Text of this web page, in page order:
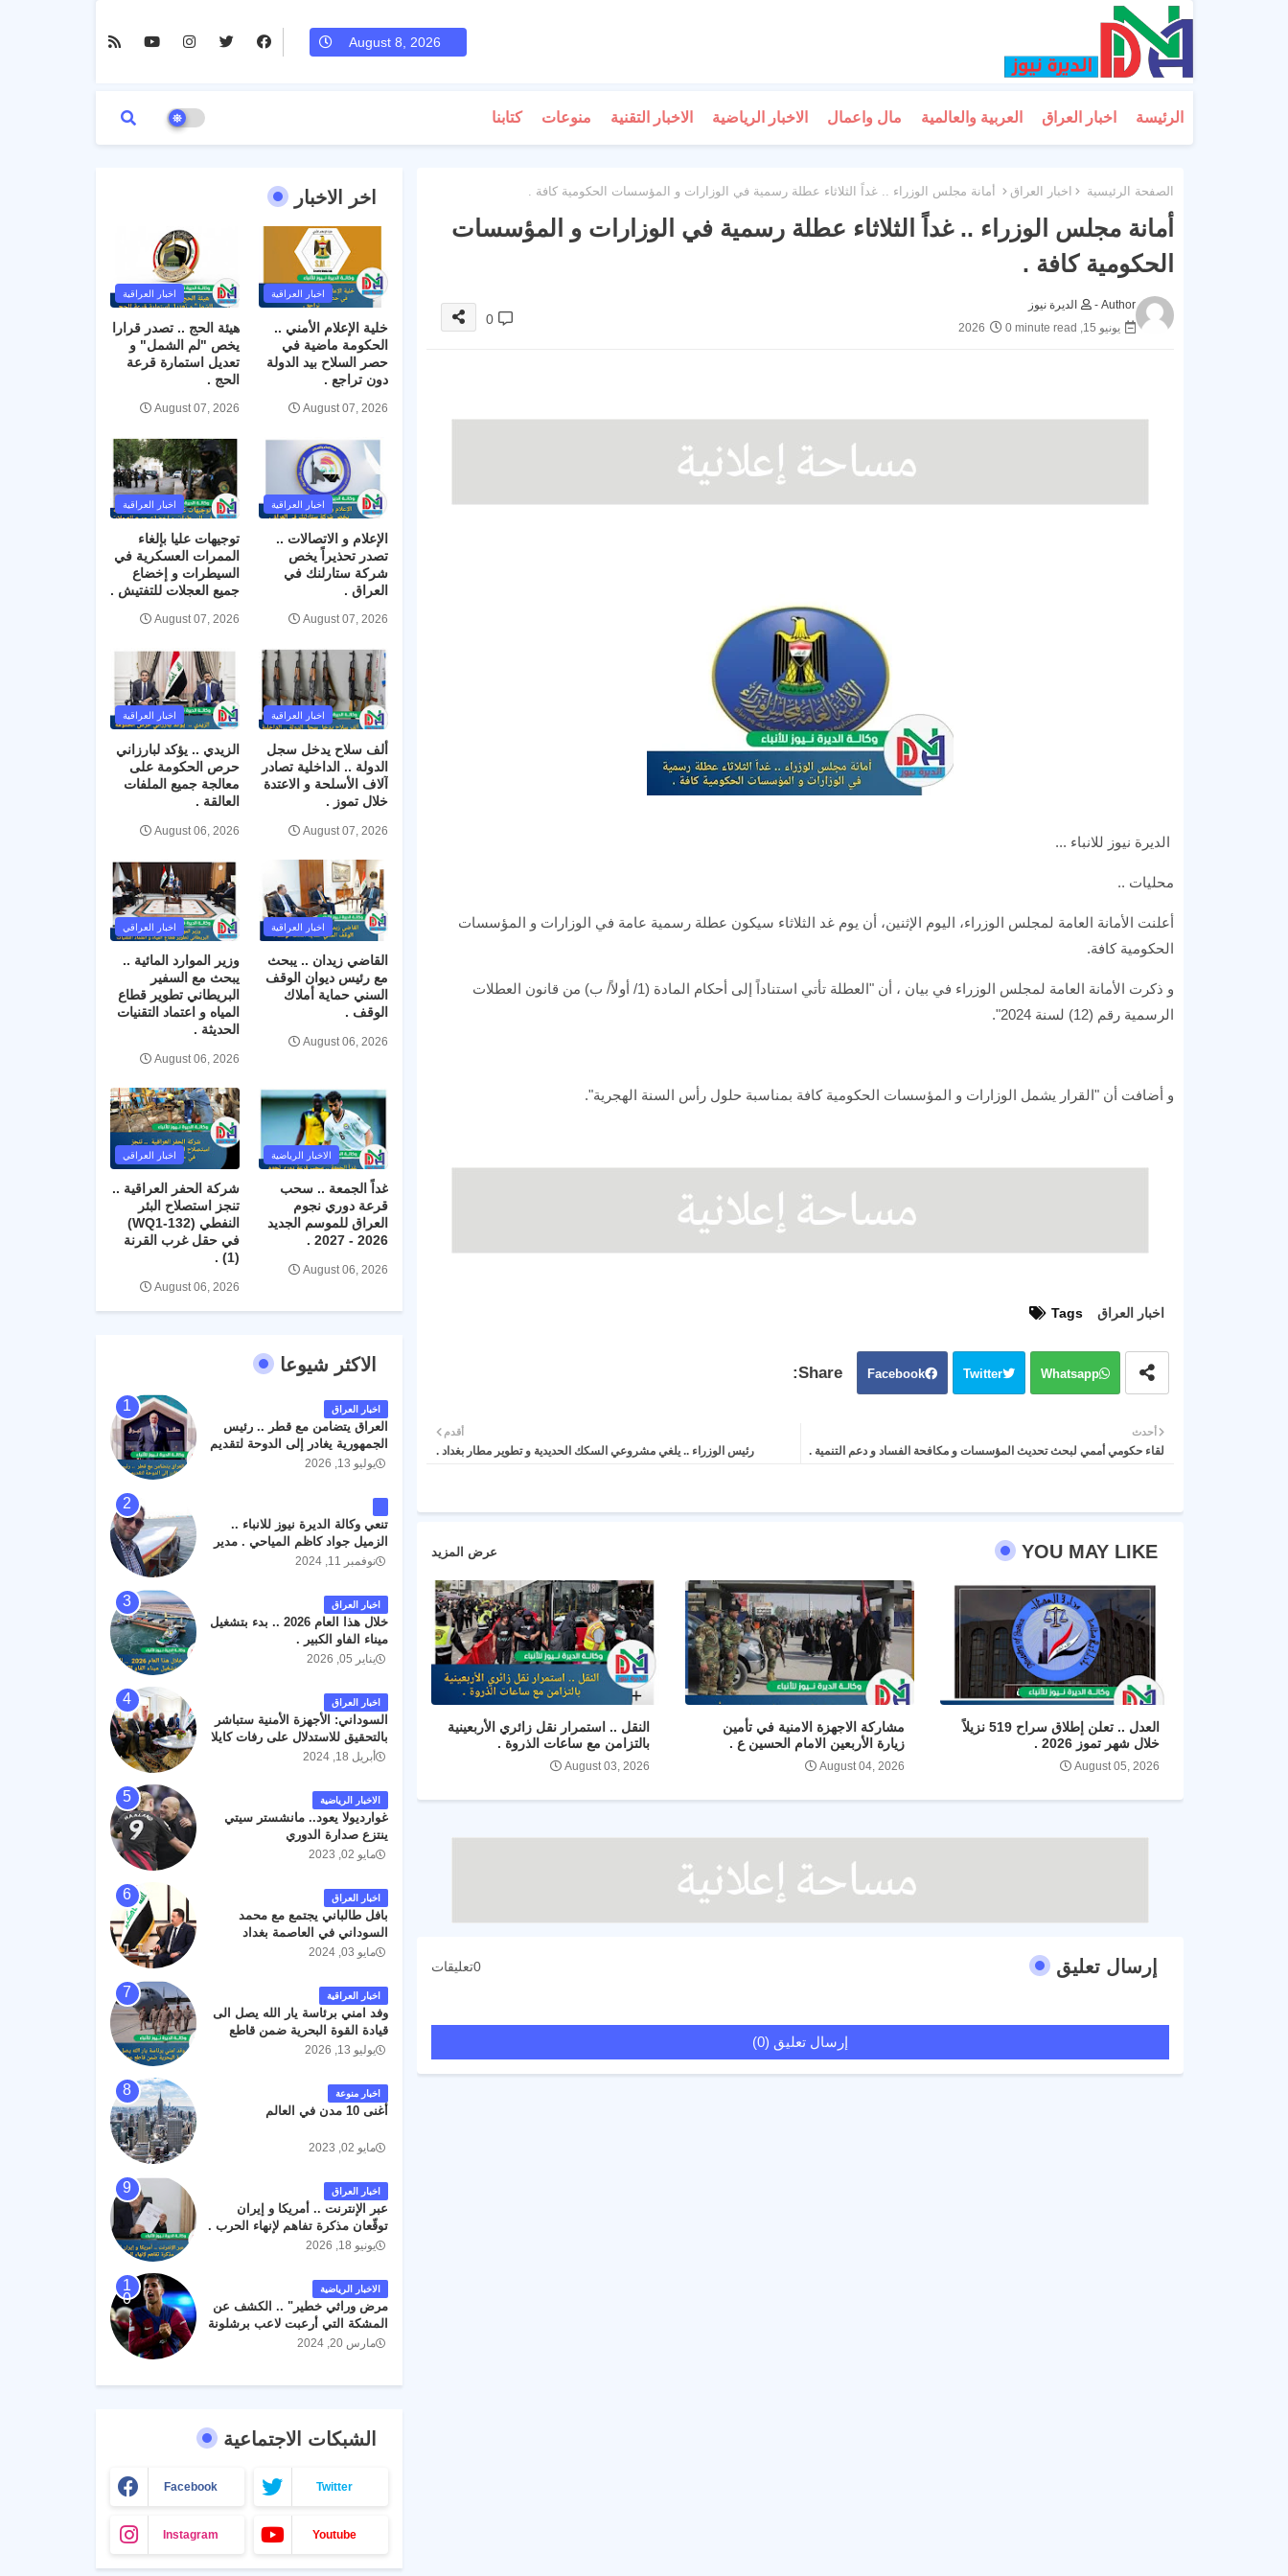
August 8, 2026
الرئيسة اخبار العراق العربية والعالمية مال واعمال الاخبار الرياضية الاخبار التقنية منوعات كتابنا
الصفحة الرئيسية اخبار العراق أمانة مجلس الوزراء .. غداً الثلاثاء عطلة رسمية في الوزارات و المؤسسات الحكومية كافة .
أمانة مجلس الوزراء .. غداً الثلاثاء عطلة رسمية في الوزارات و المؤسسات
الحكومية كافة .
Author -
الديرة نيوز
يونيو 15, 2026
0 minute read
0
الديرة نيوز للانباء ...
محليات ..
أعلنت الأمانة العامة لمجلس الوزراء، اليوم الإثنين، أن يوم غد الثلاثاء سيكون عطلة رسمية عامة في الوزارات و المؤسسات
الحكومية كافة.
و ذكرت الأمانة العامة لمجلس الوزراء في بيان ، أن "العطلة تأتي استناداً إلى أحكام المادة (1/ أولاً/ ب) من قانون العطلات
الرسمية رقم (12) لسنة 2024".
و أضافت أن "القرار يشمل الوزارات و المؤسسات الحكومية كافة بمناسبة حلول رأس السنة الهجرية".
Tags اخبار العراق
Facebook Twitter Whatsapp
أحدث
لقاء حكومي أممي لبحث تحديث المؤسسات و مكافحة الفساد و دعم التنمية .
أقدم
رئيس الوزراء .. يلغي مشروعي السكك الحديدية و تطوير مطار بغداد .
YOU MAY LIKE عرض المزيد
العدل .. تعلن إطلاق سراح 519 نزيلاً
خلال شهر تموز 2026 .
August 05, 2026
مشاركة الاجهزة الامنية في تأمين
زيارة الأربعين الامام الحسين ع .
August 04, 2026
النقل .. استمرار نقل زائري الأربعينية
بالتزامن مع ساعات الذروة .
August 03, 2026
إرسال تعليق 0تعليقات
إرسال تعليق (0)
اخر الاخبار
اخبار العراقية
خلية الإعلام الأمني ..
الحكومة ماضية في
حصر السلاح بيد الدولة
دون تراجع .
August 07, 2026
اخبار العراقية
هيئة الحج .. تصدر قرارا
يخص "لم الشمل" و
تعديل استمارة قرعة
الحج .
August 07, 2026
اخبار العراقية
الإعلام و الاتصالات ..
تصدر تحذيراً يخص
شركة ستارلنك في
العراق .
August 07, 2026
اخبار العراقية
توجيهات عليا بإلغاء
الممرات العسكرية في
السيطرات و إخضاع
جميع العجلات للتفتيش .
August 07, 2026
اخبار العراقية
ألف سلاح يدخل سجل
الدولة .. الداخلية تصادر
آلاف الأسلحة و الاعتدة
خلال تموز .
August 07, 2026
اخبار العراقية
الزيدي .. يؤكد لبارزاني
حرص الحكومة على
معالجة جميع الملفات
العالقة .
August 06, 2026
اخبار العراقية
القاضي زيدان .. يبحث
مع رئيس ديوان الوقف
السني حماية أملاك
الوقف .
August 06, 2026
اخبار العراقي
وزير الموارد المائية ..
يبحث مع السفير
البريطاني تطوير قطاع
المياه و اعتماد التقنيات
الحديثة .
August 06, 2026
الاخبار الرياضية
غداً الجمعة .. سحب
قرعة دوري نجوم
العراق للموسم الجديد
2026 - 2027 .
August 06, 2026
اخبار العراقي
شركة الحفر العراقية ..
تنجز استصلاح البئر
النفطي (WQ1-132)
في حقل غرب القرنة
(1) .
August 06, 2026
الاكثر شيوعا
اخبار العراق
العراق يتضامن مع قطر .. رئيس
الجمهورية يغادر إلى الدوحة لتقديم
واجب العزاء .
يوليو 13, 2026
تنعي وكالة الديرة نيوز للانباء ..
الزميل جواد كاظم المياحي . مدير
الخطوط الجوية العراقية السابق
البصرة الدولي اليوم الاثنين على
الطريق المؤدي من البوابة
الرئيسة الى صالة المسافرين .
حيث كان سبب الحادث يعود
لتصادم عجلته مع عجلة نوع كيا بنكو
مطار البصرة الدولي . سائلين الله
عز وجل ان يتغمد الفقيد بواسع
رحمته ، و انا لله وانا اليه راجعون .
نوفمبر 11, 2024
اخبار العراق
خلال هذا العام 2026 .. بدء بتشغيل
ميناء الفاو الكبير .
يناير 05, 2026
اخبار العراق
السوداني: الأجهزة الأمنية ستباشر
بالتحقيق للاستدلال على رفات كايلا
مولرأبريل 18, 2024
الاخبار الرياضية
غوارديولا يعود.. مانشستر سيتي
ينتزع صدارة الدوري
مايو 02, 2023
اخبار العراق
بافل طالباني يجتمع مع محمد
السوداني في العاصمة بغداد
مايو 03, 2024
اخبار العراقية
وفد امني برئاسة يار الله يصل الى
قيادة القوة البحرية ضمن قاطع
عمليات البصرة .
يوليو 13, 2026
اخبار منوعة
أغنى 10 مدن في العالم
مايو 02, 2023
اخبار العراق
عبر الإنترنت .. أمريكا و إيران
توقّعان مذكرة تفاهم لإنهاء الحرب .
يونيو 18, 2026
الاخبار الرياضية
مرض وراثي خطير" .. الكشف عن
المشكة التي أرعبت لاعب برشلونة
جواو كانسيلو
مارس 20, 2024
الشبكات الاجتماعية
Facebook Twitter
Instagram Youtube